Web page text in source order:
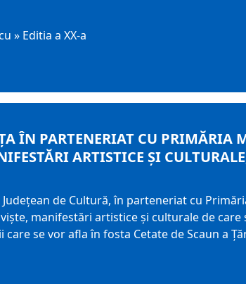
» Editia a XX-a
ÎN PARTENERIAT CU PRIMĂRIA
ARTISTICE ȘI
de Cultură, în parteneriat cu
manifestări artistice și culturale de
se vor afla în fosta Cetate de Scaun a